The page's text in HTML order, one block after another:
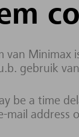
van Minimax
gebruik
be a time
mail address